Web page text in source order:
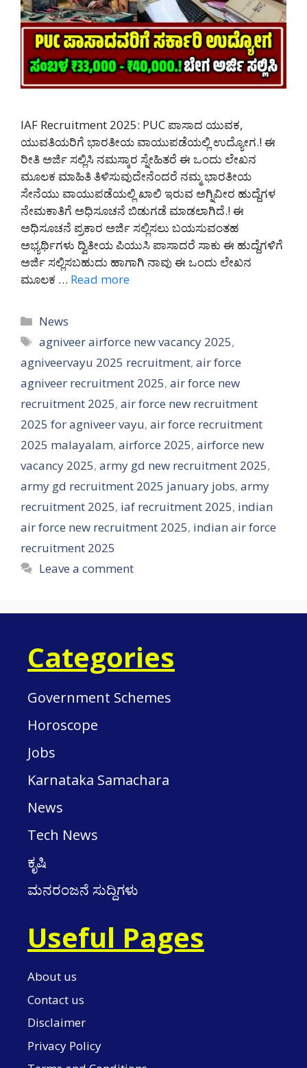
IAF Recruitment 2025: PUC ಪಾಸಾದ ಯುವಕ,
ಯುವತಿಯರಿಗೆ ಭಾರತೀಯ ವಾಯುಪಡೆಯಲ್ಲಿ ಉದ್ಯೋಗ.! ಈ
ರೀತಿ ಅರ್ಜಿ ಸಲ್ಲಿಸಿ ನಮಸ್ಕಾರ ಸ್ನೇಹಿತರೆ ಈ ಒಂದು ಲೇಖನ
ಮೂಲಕ ಮಾಹಿತಿ ತಿಳಿಸುವುದೇನೆಂದರೆ ನಮ್ಮ ಭಾರತೀಯ
ಸೇನೆಯು ವಾಯುಪಡೆಯಲ್ಲಿ ಖಾಲಿ ಇರುವ ಅಗ್ನಿವೀರ ಹುದ್ದೆಗಳ
ನೇಮಕಾತಿಗೆ ಅಧಿಸೂಚನೆ ಬಿಡುಗಡೆ ಮಾಡಲಾಗಿದೆ.! ಈ
ಅಧಿಸೂಚನೆ ಪ್ರಕಾರ ಅರ್ಜಿ ಸಲ್ಲಿಸಲು ಬಯಸುವಂತಹ
ಅಭ್ಯರ್ಥಿಗಳು ದ್ವಿತೀಯ ಪಿಯುಸಿ ಪಾಸಾದರೆ ಸಾಕು ಈ ಹುದ್ದೆಗಳಿಗೆ
ಅರ್ಜಿ ಸಲ್ಲಿಸಬಹುದು ಹಾಗಾಗಿ ನಾವು ಈ ಒಂದು ಲೇಖನ
ಮೂಲಕ … Read more
Categories
News
Tags
agniveer airforce new vacancy 2025,
agniveervayu 2025 recruitment, air force
agniveer recruitment 2025, air force new
recruitment 2025, air force new recruitment
2025 for agniveer vayu, air force recruitment
2025 malayalam, airforce 2025, airforce new
vacancy 2025, army gd new recruitment 2025,
army gd recruitment 2025 january jobs, army
recruitment 2025, iaf recruitment 2025, indian
air force new recruitment 2025, indian air force
recruitment 2025
Leave a comment
Categories
Government Schemes
Horoscope
Jobs
Karnataka Samachara
News
Tech News
ಕೃಷಿ
ಮನರಂಜನೆ ಸುದ್ದಿಗಳು
Useful Pages
About us
Contact us
Disclaimer
Privacy Policy